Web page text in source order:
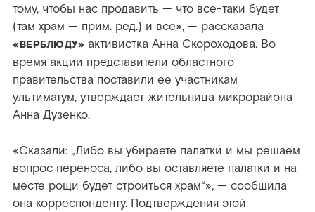
тому, чтобы нас продавить — что все-таки будет
(там храм — прим. ред.) и все», — рассказала
«ВЕРБЛЮДУ» активистка Анна Скороходова. Во
время акции представители областного
правительства поставили ее участникам
ультиматум, утверждает жительница микрорайона
Анна Дузенко.
«Сказали: „Либо вы убираете палатки и мы решаем
вопрос переноса, либо вы оставляете палатки и на
месте рощи будет строиться храм“», — сообщила
она корреспонденту. Подтверждения этой